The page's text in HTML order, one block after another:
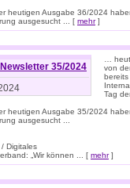
heutigen Ausgabe 36/2024
ausgesucht ... [ mehr]
Newsletter 35/2024
…
von
bereits
Tag
heutigen Ausgabe 35/2024
ausgesucht ...
Digitales
„Wir können ... [ mehr]